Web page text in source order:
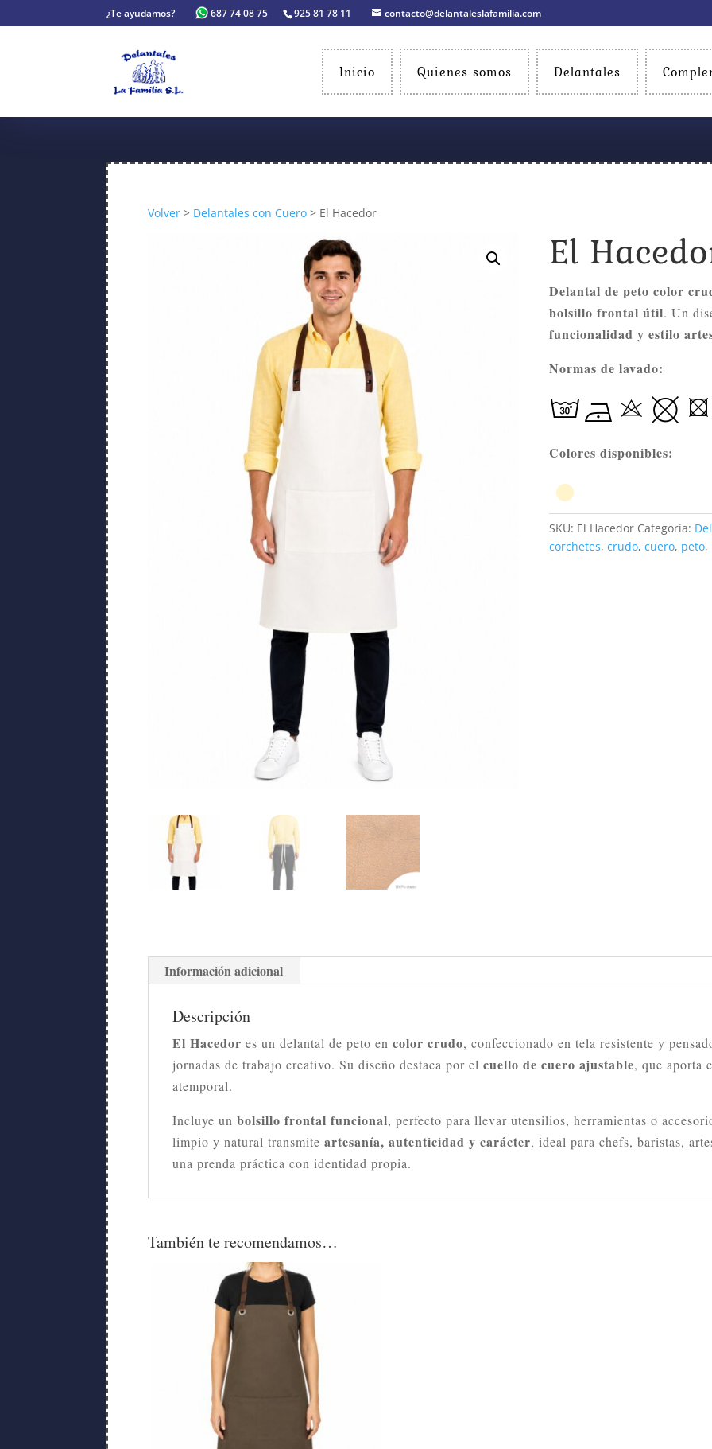
¿Te ayudamos? 687 74 08 75 925 81 78 11 contacto@delantaleslafamilia.com
Inicio Quienes somos Delantales
Volver> Delantales con Cuero> El Hacedor
El
Delantal de peto color
bolsillo frontal útil. Un
funcionalidad y estilo
Normas de lavado:
Colores disponibles:
SKU: El Hacedor Categoría:
corchetes,crudo,cuero, peto,
Información adicional
Descripción
El Hacedor es un delantal de peto en color crudo, confeccionado en tela resistente y
jornadas de trabajo creativo. Su diseño destaca por el cuello de cuero ajustable, que aporta
atemporal.
Incluye un bolsillo frontal funcional, perfecto para llevar utensilios, herramientas o
limpio y natural transmite artesanía, autenticidad y carácter, ideal para chefs, baristas,
una prenda práctica con identidad propia.
También te recomendamos…